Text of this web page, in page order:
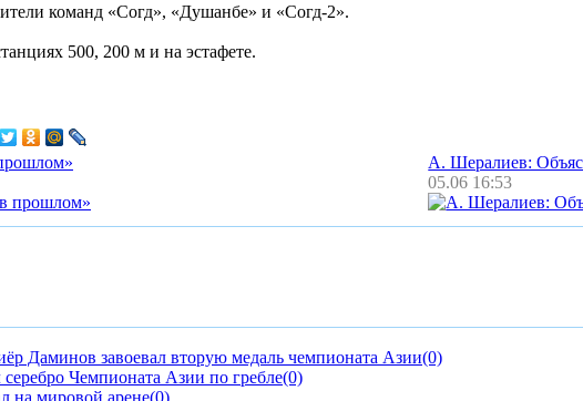
команд «Согд», «Душанбе» и «Согд-2».
500, 200 м и на эстафете.
А. Шералиев:
05.06 16:53
Даминов завоевал вторую медаль чемпионата Азии(0)
Чемпионата Азии по гребле(0)
на мировой арене(0)